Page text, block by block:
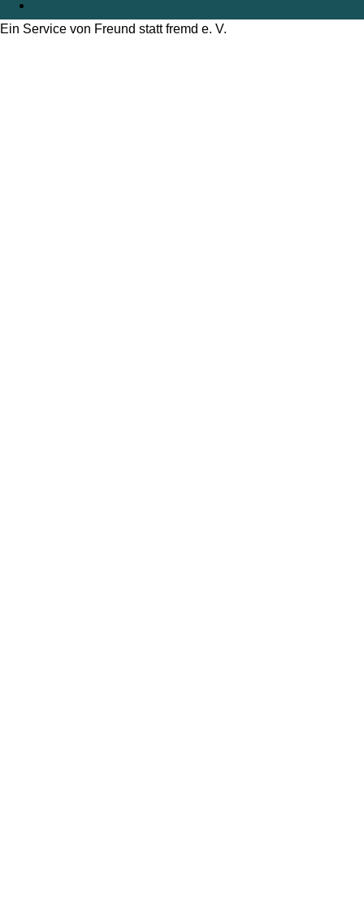
Ein Service von Freund statt fremd e. V.